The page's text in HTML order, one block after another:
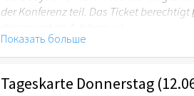
der Konferenz teil. Das Ticket berechtigt
Показать больше
Tageskarte Donnerstag